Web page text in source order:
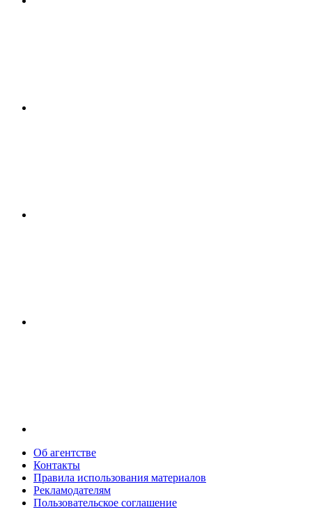
Об агентстве
Контакты
Правила использования материалов
Рекламодателям
Пользовательское соглашение